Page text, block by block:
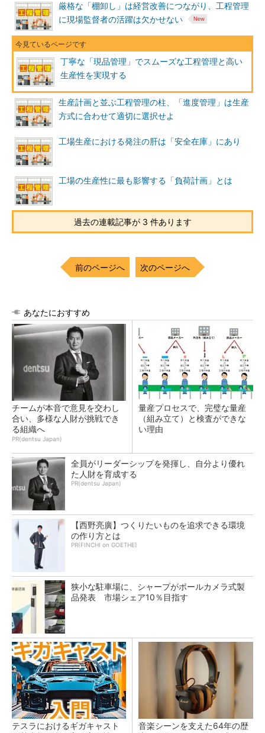
厳格な「棚卸し」は経営改善につながり、工程管理
に現場監督者の活躍は欠かせない
丁寧な「現品管理」でスムーズな工程管理と高い
生産性を実現する
生産計画と並ぶ工程管理の柱、「進度管理」は生産
方式に合わせて適切に選択せよ
工場生産における発注の肝は「安全在庫」にあり
工場の生産性に最も影響する「負荷計画」とは
過去の連載記事が 3 件あります
前のページへ 次のページへ
あなたにおすすめ
チームが本音で意見を交わし
合い、多様な人財が挑戦でき
る組織へ
PR(dentsu Japan)
量産プロセスで、完璧な量産
（組み立て）と検査ができな
い理由
全員がリーダーシップを発揮し、自分より優れ
た人財を育成する
PR(dentsu Japan)
【西野亮廣】つくりたいものを追求できる環境
の作り方とは
PR(FINCHI on GOETHE)
狭小な駐車場に、シャープがポールカメラ式製
品発表 市場シェア10％目指す
テスラにおけるギガキャスト
音楽シーンを支えた64年の歴